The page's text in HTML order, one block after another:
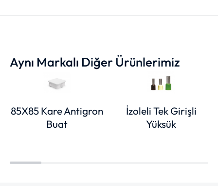
Aynı Markalı Diğer Ürünlerimiz
85X85 Kare Antigron
Buat
İzoleli Tek Girişli
Yüksük